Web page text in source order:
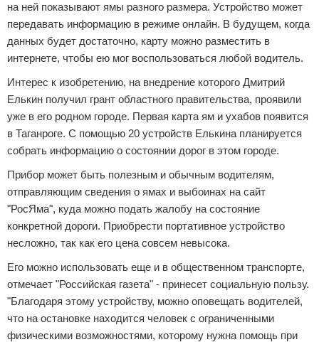
на ней показывают ямы разного размера. Устройство может
передавать информацию в режиме онлайн. В будущем, когда
данных будет достаточно, карту можно разместить в
интернете, чтобы ею мог воспользоваться любой водитель.
Интерес к изобретению, на внедрение которого Дмитрий
Елькин получил грант областного правительства, проявили
уже в его родном городе. Первая карта ям и ухабов появится
в Таганроге. С помощью 20 устройств Елькина планируется
собрать информацию о состоянии дорог в этом городе.
Прибор может быть полезным и обычным водителям,
отправляющим сведения о ямах и выбоинах на сайт
"РосЯма", куда можно подать жалобу на состояние
конкретной дороги. Приобрести портативное устройство
несложно, так как его цена совсем невысока.
Его можно использовать еще и в общественном транспорте,
отмечает "Российская газета" - принесет социальную пользу.
"Благодаря этому устройству, можно оповещать водителей,
что на остановке находится человек с ограниченными
физическими возможностями, которому нужна помощь при